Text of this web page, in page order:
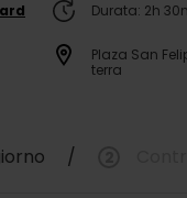
Durata: 2h
Plaza San
terra
/